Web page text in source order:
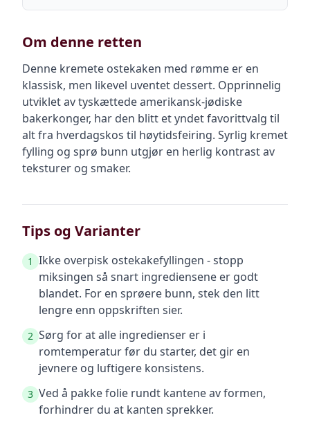
Om denne retten
Denne kremete ostekaken med rømme er en
klassisk, men likevel uventet dessert. Opprinnelig
utviklet av tyskættede amerikansk-jødiske
bakerkonger, har den blitt et yndet favorittvalg til
alt fra hverdagskos til høytidsfeiring. Syrlig kremet
fylling og sprø bunn utgjør en herlig kontrast av
teksturer og smaker.
Tips og Varianter
1 Ikke overpisk ostekakefyllingen - stopp
miksingen så snart ingrediensene er godt
blandet. For en sprøere bunn, stek den litt
lengre enn oppskriften sier.
2 Sørg for at alle ingredienser er i
romtemperatur før du starter, det gir en
jevnere og luftigere konsistens.
3 Ved å pakke folie rundt kantene av formen,
forhindrer du at kanten sprekker.